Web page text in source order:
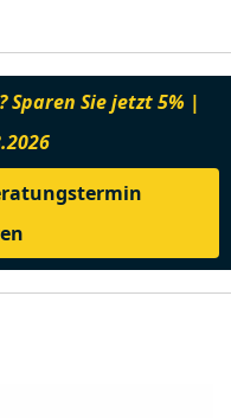
Sparen Sie jetzt 5% |